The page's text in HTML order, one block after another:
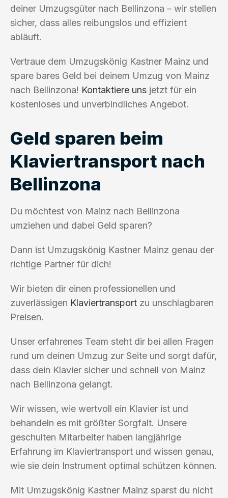
deiner Umzugsgüter nach Bellinzona – wir stellen
sicher, dass alles reibungslos und effizient
abläuft.
Vertraue dem Umzugskönig Kastner Mainz und
spare bares Geld bei deinem Umzug von Mainz
nach Bellinzona! Kontaktiere uns jetzt für ein
kostenloses und unverbindliches Angebot.
Geld sparen beim
Klaviertransport nach
Bellinzona
Du möchtest von Mainz nach Bellinzona
umziehen und dabei Geld sparen?
Dann ist Umzugskönig Kastner Mainz genau der
richtige Partner für dich!
Wir bieten dir einen professionellen und
zuverlässigen Klaviertransport zu unschlagbaren
Preisen.
Unser erfahrenes Team steht dir bei allen Fragen
rund um deinen Umzug zur Seite und sorgt dafür,
dass dein Klavier sicher und schnell von Mainz
nach Bellinzona gelangt.
Wir wissen, wie wertvoll ein Klavier ist und
behandeln es mit größter Sorgfalt. Unsere
geschulten Mitarbeiter haben langjährige
Erfahrung im Klaviertransport und wissen genau,
wie sie dein Instrument optimal schützen können.
Mit Umzugskönig Kastner Mainz sparst du nicht